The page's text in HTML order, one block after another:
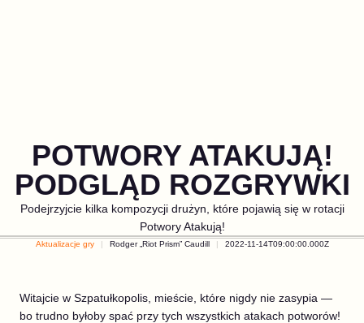
POTWORY ATAKUJĄ!
PODGLĄD ROZGRYWKI
Podejrzyjcie kilka kompozycji drużyn, które pojawią się w rotacji
Potwory Atakują!
Aktualizacje gry Rodger „Riot Prism” Caudill 2022-11-14T09:00:00.000Z
Witajcie w Szpatułkopolis, mieście, które nigdy nie zasypia —
bo trudno byłoby spać przy tych wszystkich atakach potworów!